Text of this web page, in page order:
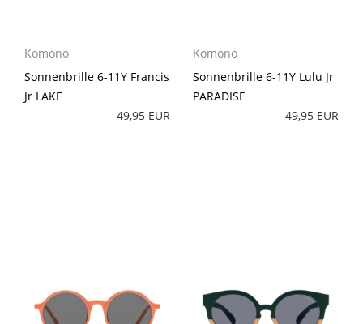
Komono
Sonnenbrille 6-11Y Francis
Jr LAKE
49,95 EUR
Komono
Sonnenbrille 6-11Y Lulu Jr
PARADISE
49,95 EUR